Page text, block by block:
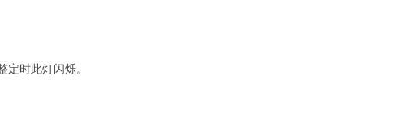
定时此灯闪烁。